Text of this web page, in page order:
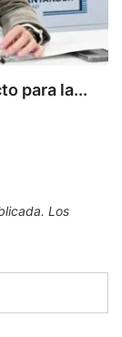
para la...
Los